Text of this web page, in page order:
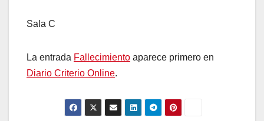
Sala C
La entrada Fallecimiento aparece primero en
Diario Criterio Online.